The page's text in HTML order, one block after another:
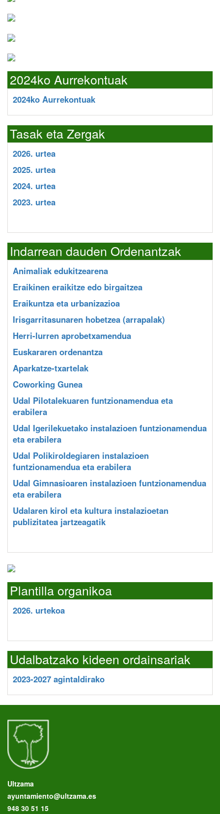
2024ko Aurrekontuak
2024ko Aurrekontuak
Tasak eta Zergak
2026. urtea
2025. urtea
2024. urtea
2023. urtea
Indarrean dauden Ordenantzak
Animaliak edukitzearena
Eraikinen eraikitze edo birgaitzea
Eraikuntza eta urbanizazioa
Irisgarritasunaren hobetzea (arrapalak)
Herri-lurren aprobetxamendua
Euskararen ordenantza
Aparkatze-txartelak
Coworking Gunea
Udal Pilotalekuaren funtzionamendua eta
erabilera
Udal Igerilekuetako instalazioen funtzionamendua
eta erabilera
Udal Polikiroldegiaren instalazioen
funtzionamendua eta erabilera
Udal Gimnasioaren instalazioen funtzionamendua
eta erabilera
Udalaren kirol eta kultura instalazioetan
publizitatea jartzeagatik
Plantilla organikoa
2026. urtekoa
Udalbatzako kideen ordainsariak
2023-2027 agintaldirako
Ultzama
ayuntamiento@ultzama.es
948 30 51 15